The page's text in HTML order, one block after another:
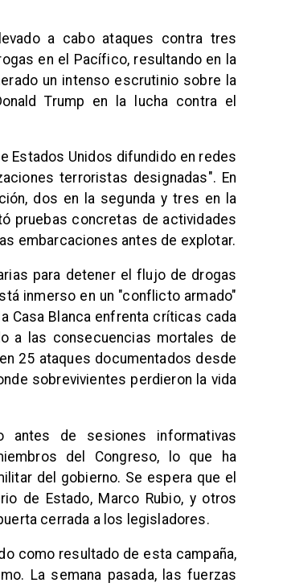
a cabo ataques contra tres
en el Pacífico, resultando en la
un intenso escrutinio sobre la
Trump en la lucha contra el
Estados Unidos difundido en redes
terroristas designadas". En
dos en la segunda y tres en la
pruebas concretas de actividades
embarcaciones antes de explotar.
para detener el flujo de drogas
inmerso en un "conflicto armado"
Casa Blanca enfrenta críticas cada
a las consecuencias mortales de
25 ataques documentados desde
sobrevivientes perdieron la vida
antes de sesiones informativas
del Congreso, lo que ha
del gobierno. Se espera que el
de Estado, Marco Rubio, y otros
cerrada a los legisladores.
como resultado de esta campaña,
La semana pasada, las fuerzas